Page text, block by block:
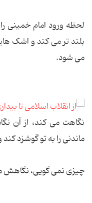
لحظه ورود امام خمینی
بلند تر می کند و اشک
می شود.
نگاهت می کند، از آن
ماندنی را به تو گوشزد
چیزی نمی گویی،